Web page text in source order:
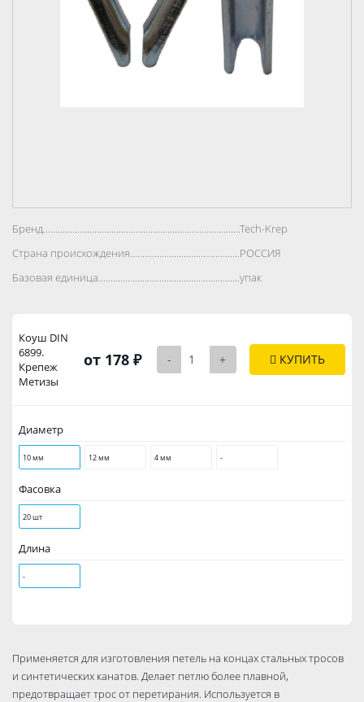
Бренд..................................................................................Tech-Krep
Страна происхождения..................................................................................
РОССИЯ
Базовая единица..................................................................................
упак
Коуш DIN
6899.
Крепеж
Метизы
от 178 ₽ - + КУПИТЬ
Диаметр
10 мм 12 мм 4 мм -
Фасовка
20 шт
Длина
-
Применяется для изготовления петель на концах стальных тросов
и синтетических канатов. Делает петлю более плавной,
предотвращает трос от перетирания. Используется в